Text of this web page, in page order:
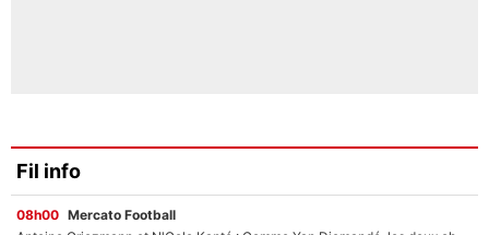
Fil info
08h00 Mercato Football